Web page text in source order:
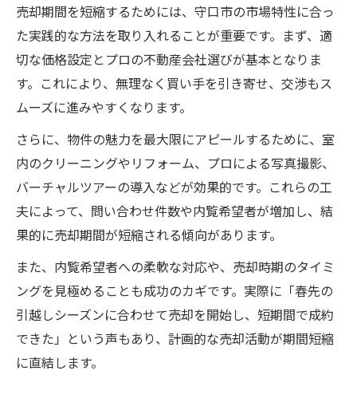
売却期間を短縮するためには、守口市の市場特性に合っ
た実践的な方法を取り入れることが重要です。まず、適
切な価格設定とプロの不動産会社選びが基本となりま
す。これにより、無理なく買い手を引き寄せ、交渉もス
ムーズに進みやすくなります。
さらに、物件の魅力を最大限にアピールするために、室
内のクリーニングやリフォーム、プロによる写真撮影、
バーチャルツアーの導入などが効果的です。これらの工
夫によって、問い合わせ件数や内覧希望者が増加し、結
果的に売却期間が短縮される傾向があります。
また、内覧希望者への柔軟な対応や、売却時期のタイミ
ングを見極めることも成功のカギです。実際に「春先の
引越しシーズンに合わせて売却を開始し、短期間で成約
できた」という声もあり、計画的な売却活動が期間短縮
に直結します。